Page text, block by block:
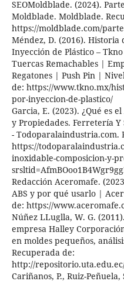
SEOMoldblade. (2024).
Moldblade. Moldblade.
https://moldblade.com/
Méndez, D. (2016).
Inyección de Plástico –
Tuercas Remachables |
Regatones | Push Pin |
de: https://www.tkno.mx/
por-inyeccion-de-plastico/
Garcia, E. (2023). ¿Qué es
y Propiedades. Ferretería
- Todoparalaindustria.com.
https://
inoxidable-composicion-y-
Redacción Aceromafe.
ABS y por qué usarlo |
de: https://
Núñez LLuglla, W. G.
empresa Halley
en moldes pequeños,
Recuperada de:
http://
Cariñanos, P., Ruiz-Peñuela,